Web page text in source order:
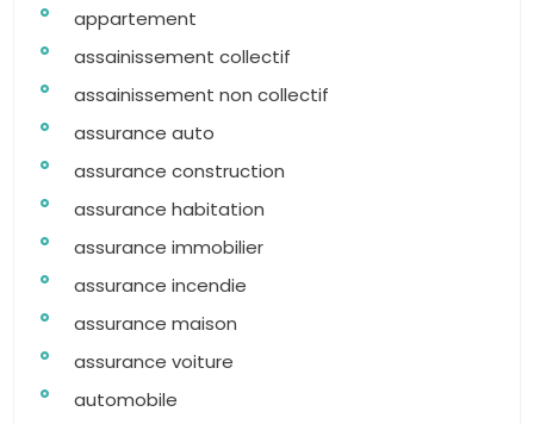
appartement
assainissement collectif
assainissement non collectif
assurance auto
assurance construction
assurance habitation
assurance immobilier
assurance incendie
assurance maison
assurance voiture
automobile